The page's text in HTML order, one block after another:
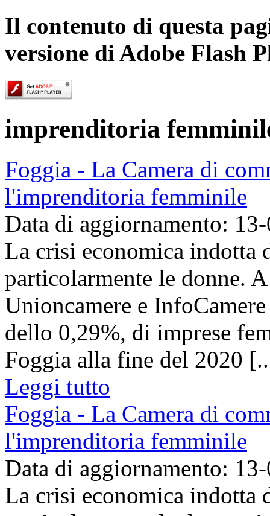
Il contenuto di questa
versione di Adobe Flash
imprenditoria
Foggia - La Camera di
l'imprenditoria femminile
Data di aggiornamento:
La crisi economica indotta
particolarmente le donne.
Unioncamere e
dello 0,29%, di imprese
Foggia alla fine del 2020
Leggi tutto
Foggia - La Camera di
l'imprenditoria femminile
Data di aggiornamento:
La crisi economica indotta